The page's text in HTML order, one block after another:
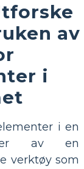
av
i
i en
av en
verktøy som